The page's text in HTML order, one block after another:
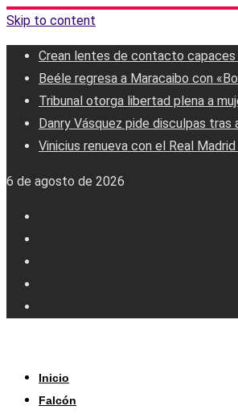
Skip to content
Crean lentes de contacto capaces
Beéle regresa a Maracaibo con
Tribunal otorga libertad plena a
Danry Vásquez pide disculpas
Vinicius renueva con el Real
6 de agosto de 2026
Inicio
Falcón